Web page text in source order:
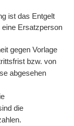
ist das Entgelt
eine Ersatzperson
gegen Vorlage
bzw. von
abgesehen
die